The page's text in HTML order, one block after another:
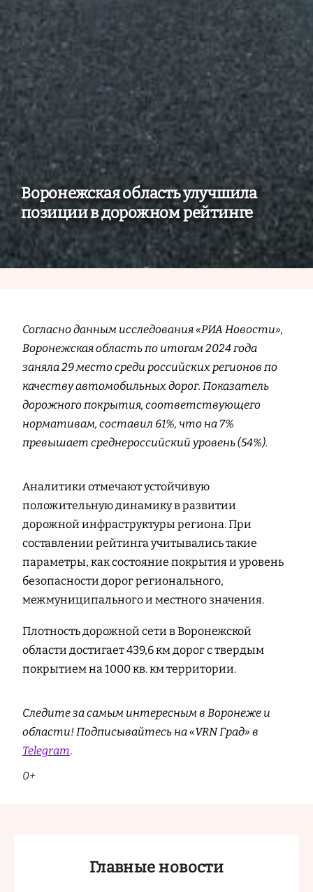
Воронежская область улучшила
позиции в дорожном рейтинге
Согласно данным исследования «РИА Новости»,
Воронежская область по итогам 2024 года
заняла 29 место среди российских регионов по
качеству автомобильных дорог. Показатель
дорожного покрытия, соответствующего
нормативам, составил 61%, что на 7%
превышает среднероссийский уровень (54%).
Аналитики отмечают устойчивую
положительную динамику в развитии
дорожной инфраструктуры региона. При
составлении рейтинга учитывались такие
параметры, как состояние покрытия и уровень
безопасности дорог регионального,
межмуниципального и местного значения.
Плотность дорожной сети в Воронежской
области достигает 439,6 км дорог с твердым
покрытием на 1000 кв. км территории.
Следите за самым интересным в Воронеже и
области! Подписывайтесь на «VRN Град» в
Telegram.
0+
Главные новости